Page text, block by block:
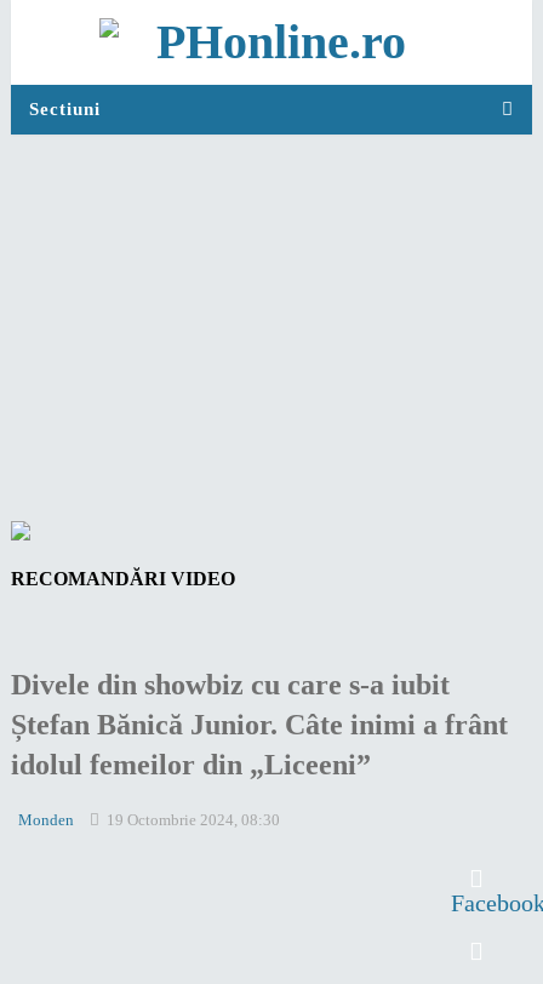
Sectiuni
RECOMANDĂRI VIDEO
Divele din showbiz cu care s-a iubit
Ștefan Bănică Junior. Câte inimi a frânt
idolul femeilor din „Liceeni”
Monden 19 Octombrie 2024, 08:30